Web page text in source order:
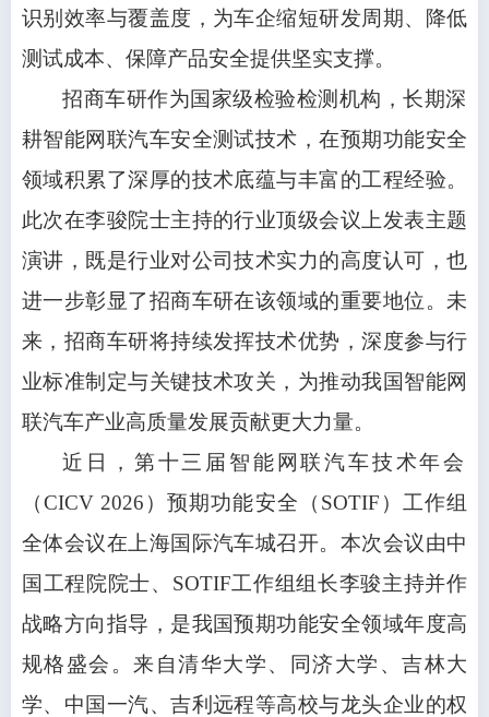
识别效率与覆盖度，为车企缩短研发周期、降低
测试成本、保障产品安全提供坚实支撑。
招商车研作为国家级检验检测机构，长期深
耕智能网联汽车安全测试技术，在预期功能安全
领域积累了深厚的技术底蕴与丰富的工程经验。
此次在李骏院士主持的行业顶级会议上发表主题
演讲，既是行业对公司技术实力的高度认可，也
进一步彰显了招商车研在该领域的重要地位。未
来，招商车研将持续发挥技术优势，深度参与行
业标准制定与关键技术攻关，为推动我国智能网
联汽车产业高质量发展贡献更大力量。
近日，第十三届智能网联汽车技术年会
（CICV 2026）预期功能安全（SOTIF）工作组
全体会议在上海国际汽车城召开。本次会议由中
国工程院院士、SOTIF工作组组长李骏主持并作
战略方向指导，是我国预期功能安全领域年度高
规格盛会。来自清华大学、同济大学、吉林大
学、中国一汽、吉利远程等高校与龙头企业的权